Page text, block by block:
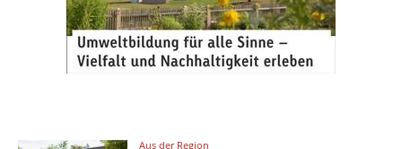
Aus der Region